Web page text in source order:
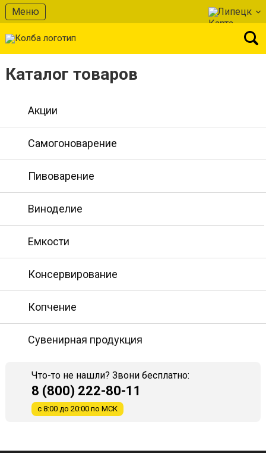
Меню Липецк
Каталог товаров
Акции
Самогоноварение
Пивоварение
Виноделие
Емкости
Консервирование
Копчение
Сувенирная продукция
Что-то не нашли? Звони бесплатно:
8 (800) 222-80-11
с 8:00 до 20:00 по МСК